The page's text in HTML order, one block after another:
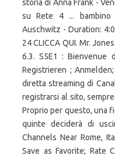
storia di Anna Frank -
su Rete 4 ...
Auschwitz - Duration:
24 CLICCA QUI. Mr.
6.3. S5E1 : Bienvenue
Registrieren ;
diretta streaming di
registrarsi al sito,
Proprio per questo, una
quinte deciderà di
Channels Near Rome,
Save as Favorite;